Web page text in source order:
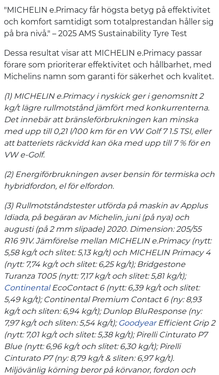
"MICHELIN e.Primacy får högsta betyg på effektivitet
och komfort samtidigt som totalprestandan håller sig
på bra nivå." – 2025 AMS Sustainability Tyre Test
Dessa resultat visar att MICHELIN e.Primacy passar
förare som prioriterar effektivitet och hållbarhet, med
Michelins namn som garanti för säkerhet och kvalitet.
(1) MICHELIN e.Primacy i nyskick ger i genomsnitt 2
kg/t lägre rullmotstånd jämfört med konkurrenterna.
Det innebär att bränsleförbrukningen kan minska
med upp till 0,21 l/100 km för en VW Golf 7 1.5 TSI, eller
att batteriets räckvidd kan öka med upp till 7 % för en
VW e-Golf.
(2) Energiförbrukningen avser bensin för termiska och
hybridfordon, el för elfordon.
(3) Rullmotståndstester utförda på maskin av Applus
Idiada, på begäran av Michelin, juni (på nya) och
augusti (på 2 mm slipade) 2020. Dimension: 205/55
R16 91V. Jämförelse mellan MICHELIN e.Primacy (nytt:
5,58 kg/t och slitet: 5,13 kg/t) och MICHELIN Primacy 4
(nytt: 7,74 kg/t och slitet: 6,25 kg/t); Bridgestone
Turanza T005 (nytt: 7,17 kg/t och slitet: 5,81 kg/t);
ContinentalEcoContact 6 (nytt: 6,39 kg/t och slitet:
5,49 kg/t); Continental Premium Contact 6 (ny: 8,93
kg/t och sliten: 6,94 kg/t); Dunlop BluResponse (ny:
7,97 kg/t och sliten: 5,54 kg/t); GoodyearEfficient Grip 2
(nytt: 7,01 kg/t och slitet: 5,38 kg/t); Pirelli Cinturato P7
Blue (nytt: 6,96 kg/t och slitet: 6,30 kg/t); Pirelli
Cinturato P7 (ny: 8,79 kg/t & sliten: 6,97 kg/t).
Miljövänlig körning beror på körvanor, fordon och